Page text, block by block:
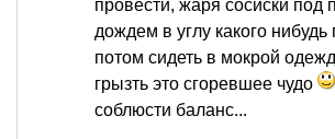
провести, жаря сосиски под
дождем в углу какого нибудь
потом сидеть в мокрой
грызть это сгоревшее чудо
соблюсти баланс...